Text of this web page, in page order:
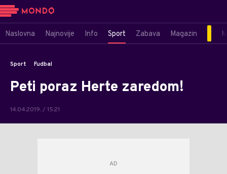
Naslovna Najnovije Info Sport Zabava Magazin
Sport Fudbal
Peti poraz Herte zaredom!
14.04.2019. / 15:21